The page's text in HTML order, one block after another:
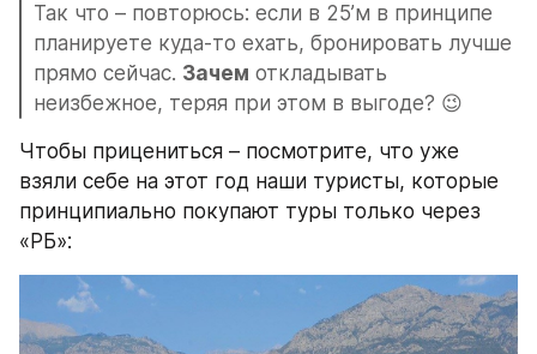
Так что – повторюсь: если в 25’м в принципе
планируете куда-то ехать, бронировать лучше
прямо сейчас. Зачем откладывать
неизбежное, теряя при этом в выгоде? 😉
Чтобы прицениться – посмотрите, что уже
взяли себе на этот год наши туристы, которые
принципиально покупают туры только через
«РБ»: